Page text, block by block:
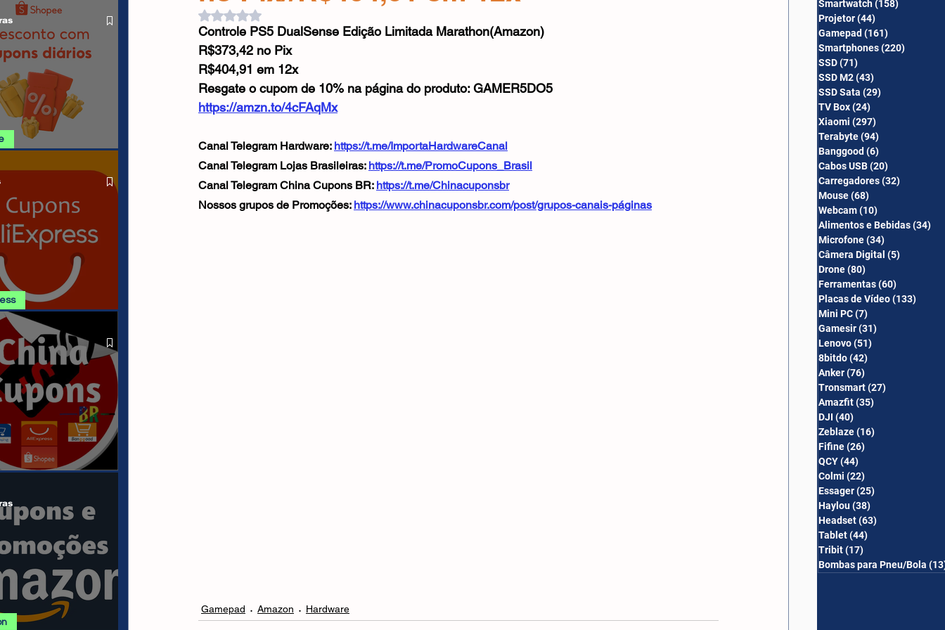
Cabos USB Carregadores
Avaliado com NaN de 5 estrelas.
Controle PS5 DualSense Edição Limitada Marathon(Amazon)
R$373,42 no Pix
R$404,91 em 12x
Resgate o cupom de 10% na página do produto: GAMER5DO5
https://amzn.to/4cFAqMx
Canal Telegram Hardware: https://t.me/ImportaHardwareCanal
Canal Telegram Lojas Brasileiras: https://t.me/PromoCupons_Brasil
Canal Telegram China Cupons BR: https://t.me/Chinacuponsbr
Nossos grupos de Promoções: https://www.chinacuponsbr.com/post/grupos-canais-páginas
Gamepad Amazon Hardware
Smartwatch(158)
Projetor(44)
Gamepad (161)
Smartphones(220)
SSD(71)
SSD M2(43)
SSD Sata (29)
TV Box(24)
Xiaomi (297)
Terabyte(94)
Banggood (6)
Cabos USB(20)
Carregadores(32)
Mouse(68)
Webcam(10)
Alimentos e Bebidas(34)
Microfone(34)
Câmera Digital (5)
Drone(80)
Ferramentas(60)
Placas de Vídeo(133)
Mini PC(7)
Gamesir(31)
Lenovo(51)
8bitdo(42)
Anker(76)
Tronsmart(27)
Amazfit(35)
DJI (40)
Zeblaze(16)
Fifine(26)
QCY(44)
Colmi (22)
Essager(25)
Haylou(38)
Headset(63)
Tablet(44)
Tribit(17)
Bombas para Pneu/Bola